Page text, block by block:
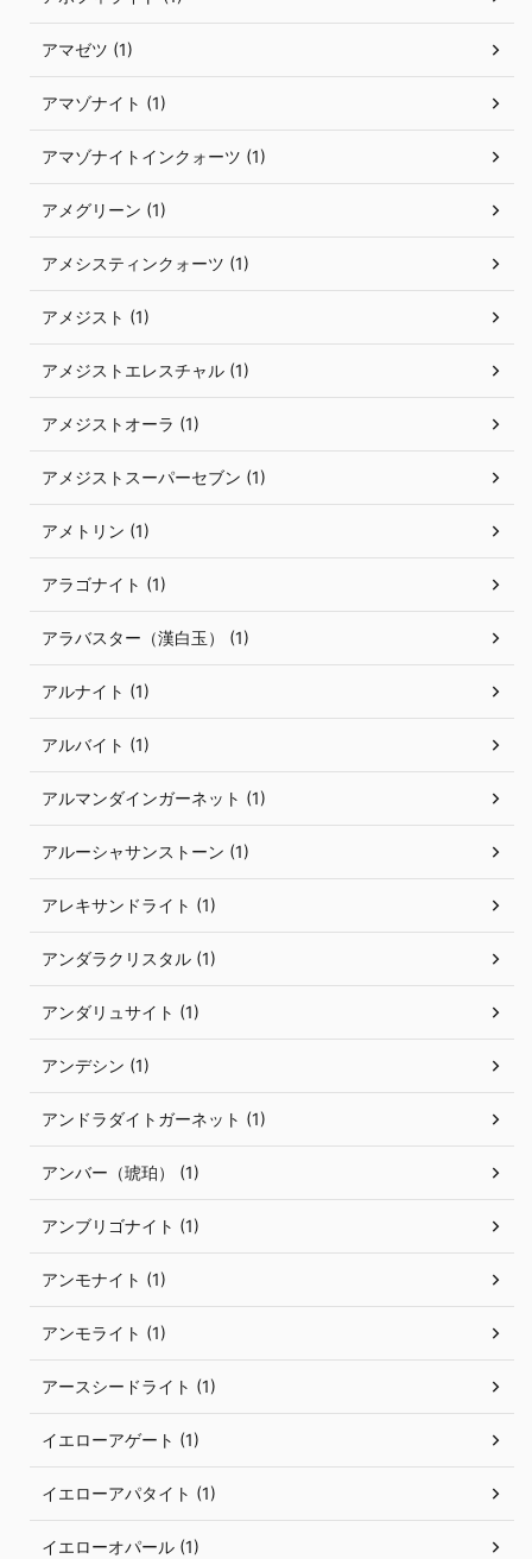
アマゼツ (1)
アマゾナイト (1)
アマゾナイトインクォーツ (1)
アメグリーン (1)
アメシスティンクォーツ (1)
アメジスト (1)
アメジストエレスチャル (1)
アメジストオーラ (1)
アメジストスーパーセブン (1)
アメトリン (1)
アラゴナイト (1)
アラバスター（漢白玉） (1)
アルナイト (1)
アルバイト (1)
アルマンダインガーネット (1)
アルーシャサンストーン (1)
アレキサンドライト (1)
アンダラクリスタル (1)
アンダリュサイト (1)
アンデシン (1)
アンドラダイトガーネット (1)
アンバー（琥珀） (1)
アンブリゴナイト (1)
アンモナイト (1)
アンモライト (1)
アースシードライト (1)
イエローアゲート (1)
イエローアパタイト (1)
イエローオパール (1)